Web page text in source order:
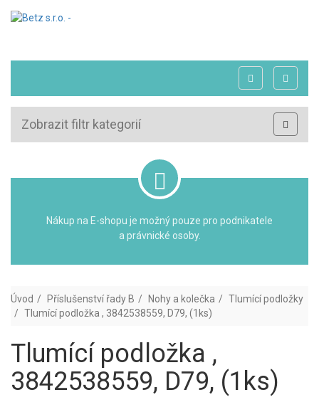
Zobrazit filtr kategorií
Nákup na E-shopu je možný pouze pro podnikatele
a právnické osoby.
Úvod Příslušenství řady B Nohy a kolečka
Tlumící podložky
Tlumící podložka , 3842538559, D79, (1ks)
Tlumící podložka ,
3842538559, D79, (1ks)